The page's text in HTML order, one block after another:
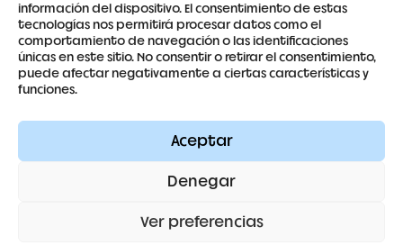
información del dispositivo. El consentimiento de estas
tecnologías nos permitirá procesar datos como el
comportamiento de navegación o las identificaciones
únicas en este sitio. No consentir o retirar el consentimiento,
puede afectar negativamente a ciertas características y
funciones.
Aceptar
Denegar
Ver preferencias
Contacto
Términos y condiciones
Política de cookies
Política de privacidad